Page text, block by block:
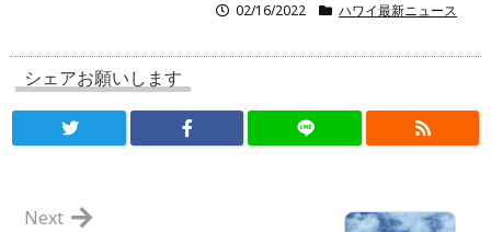
02/16/2022 ハワイ最新ニュース
シェアお願いします
Next